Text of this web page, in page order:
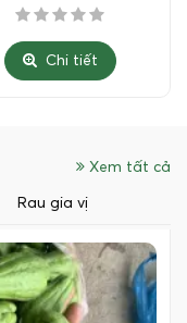
Chi tiết
Xem tất cả
Rau gia vị